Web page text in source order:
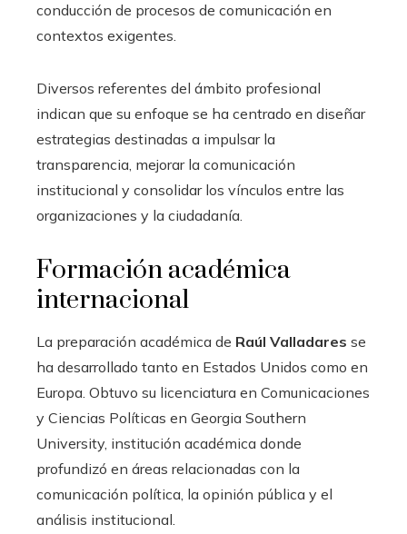
conducción de procesos de comunicación en
contextos exigentes.
Diversos referentes del ámbito profesional
indican que su enfoque se ha centrado en diseñar
estrategias destinadas a impulsar la
transparencia, mejorar la comunicación
institucional y consolidar los vínculos entre las
organizaciones y la ciudadanía.
Formación académica
internacional
La preparación académica de Raúl Valladares se
ha desarrollado tanto en Estados Unidos como en
Europa. Obtuvo su licenciatura en Comunicaciones
y Ciencias Políticas en Georgia Southern
University, institución académica donde
profundizó en áreas relacionadas con la
comunicación política, la opinión pública y el
análisis institucional.